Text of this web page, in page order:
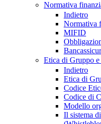
Normativa
Indietro
Normativa
MIFID
Etica di Gruppo
Indietro
Etica di
Codice
Codice di
Modello
Il sistema